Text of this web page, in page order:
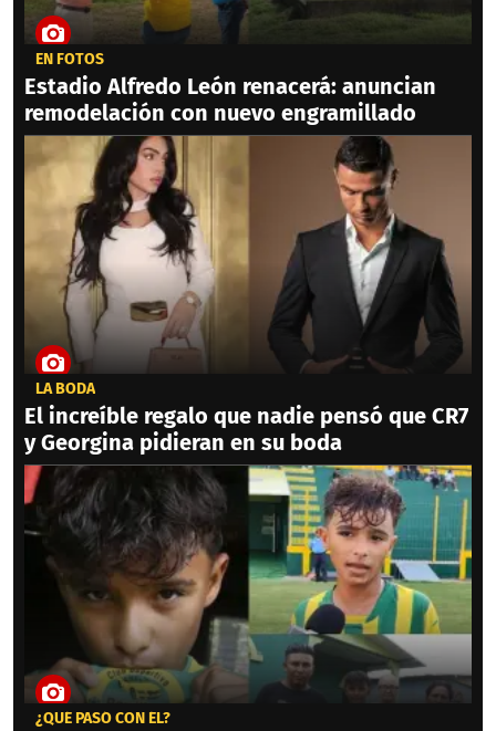
EN FOTOS
Estadio Alfredo León renacerá: anuncian
remodelación con nuevo engramillado
LA BODA
El increíble regalo que nadie pensó que CR7
y Georgina pidieran en su boda
¿QUÉ PASÓ CON ÉL?